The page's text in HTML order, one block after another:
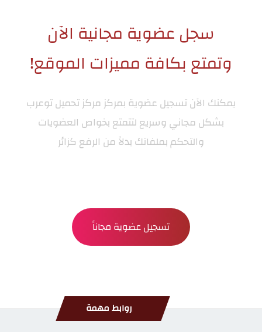
سجل عضوية مجانية الآن
وتمتع بكافة مميزات الموقع!
يمكنك الآن تسجيل عضوية بمركزمركز تحميل توعرب
بشكل مجاني وسريع لتتمتع بخواص العضويات
والتحكم بملفاتك بدلاً من الرفع كزائر
تسجيل عضوية مجاناً
روابط مهمة